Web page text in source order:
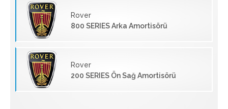
Rover
800 SERIES Arka Amortisörü
Rover
200 SERIES Ön Sağ Amortisörü